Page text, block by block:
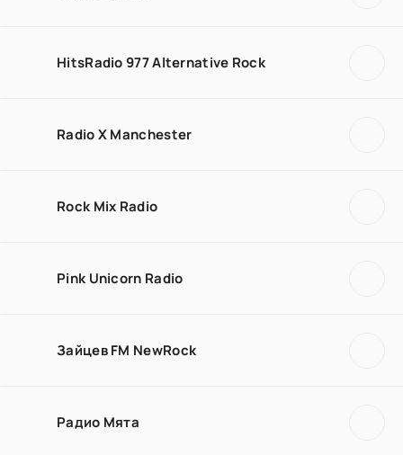
HitsRadio 977 Alternative Rock
Radio X Manchester
Rock Mix Radio
Pink Unicorn Radio
Зайцев FM NewRock
Радио Мята